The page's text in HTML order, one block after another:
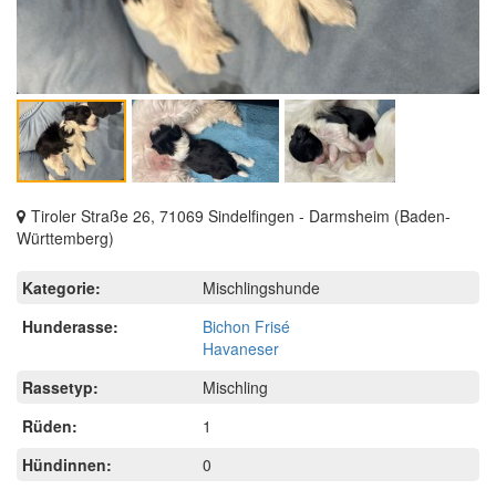
Tiroler Straße 26, 71069 Sindelfingen - Darmsheim (Baden-
Württemberg)
Kategorie:
Mischlingshunde
Hunderasse:
Bichon Frisé
Havaneser
Rassetyp:
Mischling
Rüden:
1
Hündinnen:
0